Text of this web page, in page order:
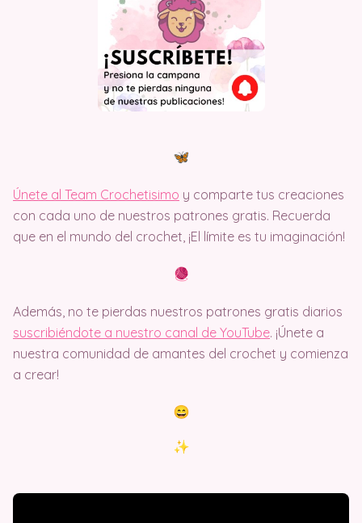
Únete al Team Crochetisimo y comparte tus creaciones
con cada uno de nuestros patrones gratis. Recuerda
que en el mundo del crochet, ¡El límite es tu imaginación!
Además, no te pierdas nuestros patrones gratis diarios
suscribiéndote a nuestro canal de YouTube. ¡Únete a
nuestra comunidad de amantes del crochet y comienza
a crear!